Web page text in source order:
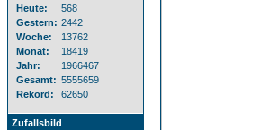
Heute:
568
Gestern: 2442
Woche:
13762
Monat:
18419
Jahr:
1966467
Gesamt: 5555659
Rekord:
62650
Zufallsbild